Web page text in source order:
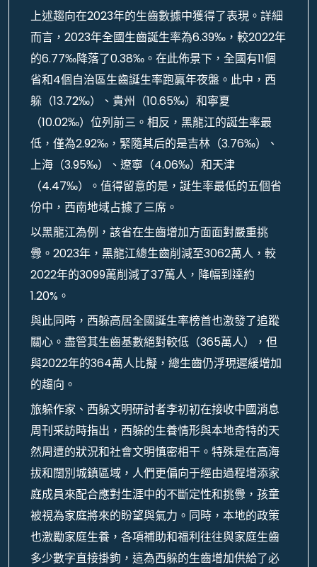
上述趨向在2023年的生齒數據中獲得了表現。詳細
而言，2023年全國生齒誕生率為6.39‰，較2022年
的6.77‰降落了0.38‰。在此佈景下，全國有11個
省和4個自治區生齒誕生率跑贏年夜盤。此中，西
躲（13.72‰）、貴州（10.65‰）和寧夏
（10.02‰）位列前三。相反，黑龍江的誕生率最
低，僅為2.92‰，緊隨其后的是吉林（3.76‰）、
上海（3.95‰）、遼寧（4.06‰）和天津
（4.47‰）。值得留意的是，誕生率最低的五個省
份中，西南地域占據了三席。
以黑龍江為例，該省在生齒增加方面面對嚴重挑
釁。2023年，黑龍江總生齒削減至3062萬人，較
2022年的3099萬削減了37萬人，降幅到達約
1.20%。
與此同時，西躲高居全國誕生率榜首也激發了追蹤
關心。盡管其生齒基數絕對較低（365萬人），但
與2022年的364萬人比擬，總生齒仍浮現遲緩增加
的趨向。
旅躲作家、西躲文明研討者李初初在接收中國消息
周刊采訪時指出，西躲的生養情形與本地奇特的天
然周遭的狀況和社會文明慎密相干。特殊是在高海
拔和闊別城鎮區域，人們更偏向于經由過程增添家
庭成員來配合應對生涯中的不斷定性和挑釁，孩童
被視為家庭將來的盼望與氣力。同時，本地的政策
也激勵家庭生養，各項補助和福利往往與家庭生齒
多少數字直接掛鉤，這為西躲的生齒增加供給了必